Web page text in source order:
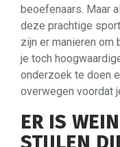
beoefenaars. Maar
deze prachtige
zijn er manieren om
je toch
onderzoek te doen
overwegen voordat
ER IS